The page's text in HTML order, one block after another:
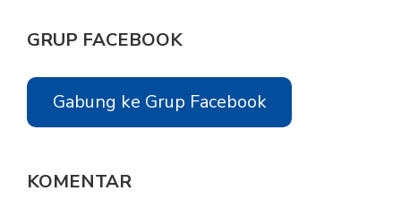
GRUP FACEBOOK
Gabung ke Grup Facebook
KOMENTAR